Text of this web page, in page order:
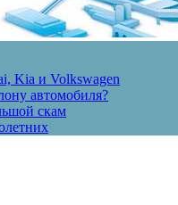
Kia и Volkswagen
автомобиля?
скам